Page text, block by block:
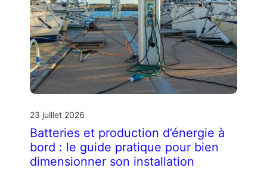
23 juillet 2026
Batteries et production d’énergie à
bord : le guide pratique pour bien
dimensionner son installation